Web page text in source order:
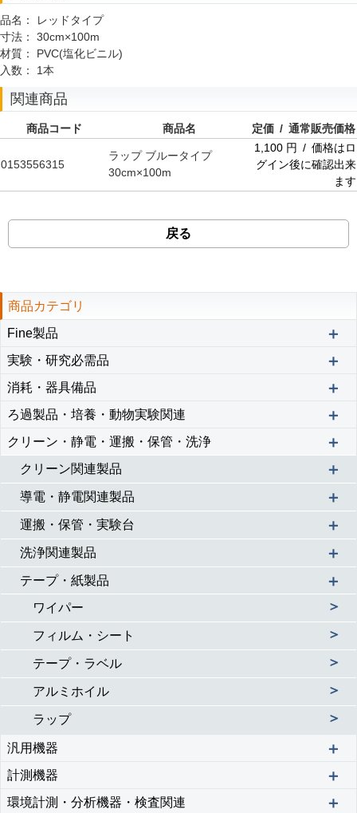
品名：
レッドタイプ
寸法： 30cm×100m
材質： PVC(塩化ビニル)
入数： 1本
関連商品
商品コード 商品名 定価 / 通常販売価格
0153556315
ラップ ブルータイプ
30cm×100m
1,100 円 / 価格はロ
グイン後に確認出来
ます
戻る
商品カテゴリ
Fine製品
＋
実験・研究必需品 ＋
消耗・器具備品 ＋
ろ過製品・培養・動物実験関連 ＋
クリーン・静電・運搬・保管・洗浄 ＋
クリーン関連製品 ＋
導電・静電関連製品 ＋
運搬・保管・実験台 ＋
洗浄関連製品 ＋
テープ・紙製品 ＋
ワイパー ＞
フィルム・シート ＞
テープ・ラベル ＞
アルミホイル ＞
ラップ ＞
汎用機器 ＋
計測機器 ＋
環境計測・分析機器・検査関連 ＋